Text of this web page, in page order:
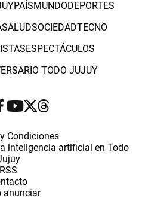
PAÍSMUNDODEPORTES
SALUDSOCIEDADTECNO
ESPECTÁCULOS
TODO JUJUY
Condiciones
inteligencia artificial en Todo
RSS
anunciar